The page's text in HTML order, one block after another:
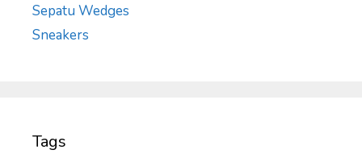
Sepatu Wedges
Sneakers
Tags